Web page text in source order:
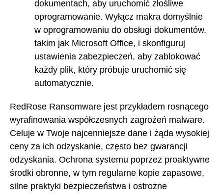
dokumentach, aby uruchomić złośliwe
oprogramowanie. Wyłącz makra domyślnie
w oprogramowaniu do obsługi dokumentów,
takim jak Microsoft Office, i skonfiguruj
ustawienia zabezpieczeń, aby zablokować
każdy plik, który próbuje uruchomić się
automatycznie.
RedRose Ransomware jest przykładem rosnącego
wyrafinowania współczesnych zagrożeń malware.
Celuje w Twoje najcenniejsze dane i żąda wysokiej
ceny za ich odzyskanie, często bez gwarancji
odzyskania. Ochrona systemu poprzez proaktywne
środki obronne, w tym regularne kopie zapasowe,
silne praktyki bezpieczeństwa i ostrożne